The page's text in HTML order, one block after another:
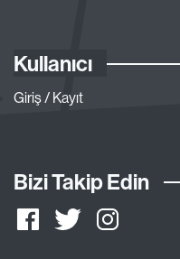
Kullanıcı
Giriş / Kayıt
Bizi Takip Edin